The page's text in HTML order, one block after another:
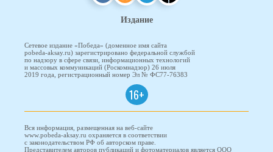
Издание
Сетевое издание «Победа» (доменное имя сайта
pobeda-aksay.ru) зарегистрировано федеральной службой
по надзору в сфере связи, информационных технологий
и массовых коммуникаций (Роскомнадзор) 26 июля
2019 года, регистрационный номер Эл № ФС77-76383
16+
Вся информация, размещенная на веб-сайте
www.pobeda-aksay.ru охраняется в соответствии
с законодательством РФ об авторском праве.
Представителем авторов публикаций и фотоматериалов является ООО